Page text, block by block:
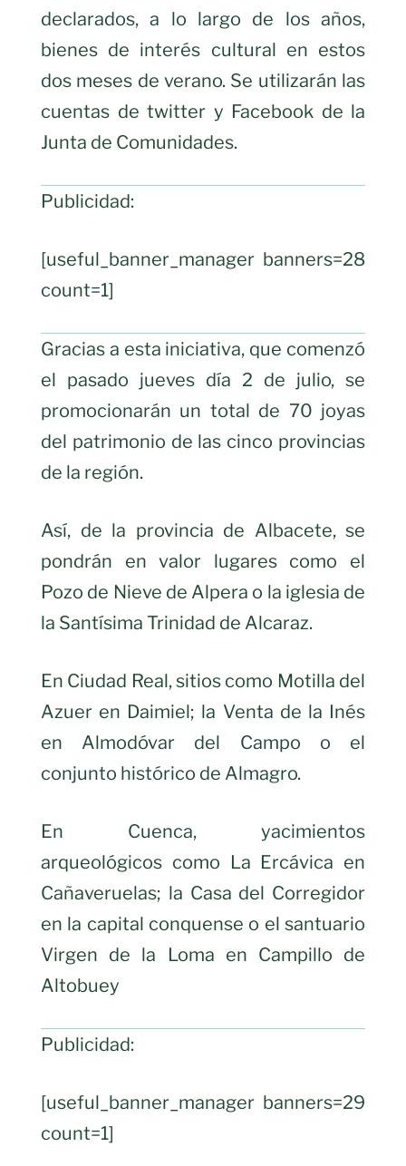
declarados, a lo largo de los años,
bienes de interés cultural en estos
dos meses de verano. Se utilizarán las
cuentas de twitter y Facebook de la
Junta de Comunidades.
Publicidad:
[useful_banner_manager banners=28
count=1]
Gracias a esta iniciativa, que comenzó
el pasado jueves día 2 de julio, se
promocionarán un total de 70 joyas
del patrimonio de las cinco provincias
de la región.
Así, de la provincia de Albacete, se
pondrán en valor lugares como el
Pozo de Nieve de Alpera o la iglesia de
la Santísima Trinidad de Alcaraz.
En Ciudad Real, sitios como Motilla del
Azuer en Daimiel; la Venta de la Inés
en Almodóvar del Campo o el
conjunto histórico de Almagro.
En Cuenca, yacimientos
arqueológicos como La Ercávica en
Cañaveruelas; la Casa del Corregidor
en la capital conquense o el santuario
Virgen de la Loma en Campillo de
Altobuey
Publicidad:
[useful_banner_manager banners=29
count=1]